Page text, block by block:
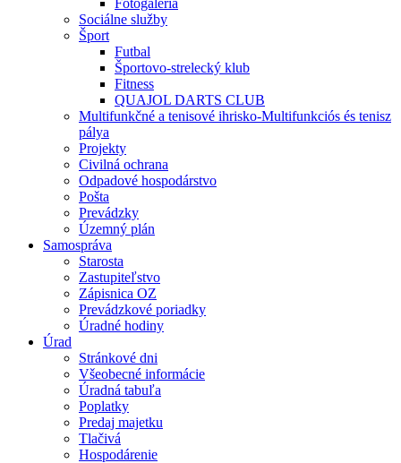
Fotogaléria
Sociálne služby
Šport
Futbal
Športovo-strelecký klub
Fitness
QUAJOL DARTS CLUB
Multifunkčné a tenisové ihrisko-Multifunkciós és tenisz
pálya
Projekty
Civilná ochrana
Odpadové hospodárstvo
Pošta
Prevádzky
Územný plán
Samospráva
Starosta
Zastupiteľstvo
Zápisnica OZ
Prevádzkové poriadky
Úradné hodiny
Úrad
Stránkové dni
Všeobecné informácie
Úradná tabuľa
Poplatky
Predaj majetku
Tlačivá
Hospodárenie